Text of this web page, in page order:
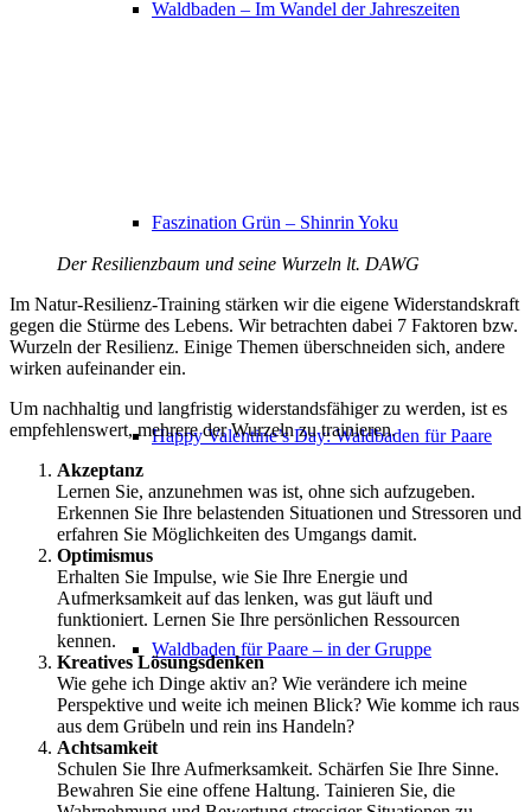
Waldbaden – Im Wandel der Jahreszeiten
Faszination Grün – Shinrin Yoku
Happy Valentine’s Day: Waldbaden für Paare
Waldbaden für Paare – in der Gruppe
Der Resilienzbaum und seine Wurzeln lt. DAWG
Im Natur-Resilienz-Training stärken wir die eigene Widerstandskraft
gegen die Stürme des Lebens. Wir betrachten dabei 7 Faktoren bzw.
Wurzeln der Resilienz. Einige Themen überschneiden sich, andere
wirken aufeinander ein.
Um nachhaltig und langfristig widerstandsfähiger zu werden, ist es
empfehlenswert, mehrere der Wurzeln zu trainieren.
Akzeptanz
Lernen Sie, anzunehmen was ist, ohne sich aufzugeben.
Erkennen Sie Ihre belastenden Situationen und Stressoren und
erfahren Sie Möglichkeiten des Umgangs damit.
Optimismus
Erhalten Sie Impulse, wie Sie Ihre Energie und
Aufmerksamkeit auf das lenken, was gut läuft und
funktioniert. Lernen Sie Ihre persönlichen Ressourcen
kennen.
Kreatives Lösungsdenken
Wie gehe ich Dinge aktiv an? Wie verändere ich meine
Perspektive und weite ich meinen Blick? Wie komme ich raus
aus dem Grübeln und rein ins Handeln?
Achtsamkeit
Schulen Sie Ihre Aufmerksamkeit. Schärfen Sie Ihre Sinne.
Bewahren Sie eine offene Haltung. Tainieren Sie, die